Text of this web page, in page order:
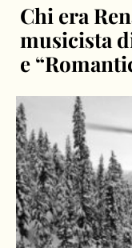
Chi era
musicista
e